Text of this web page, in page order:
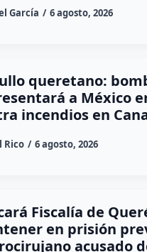
García 6 agosto, 2026
queretano:
a México
incendios en
Rico 6 agosto, 2026
Fiscalía de
en prisión
acusado